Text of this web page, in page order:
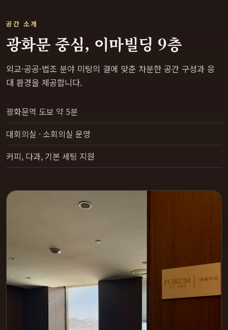
공간 소개
광화문 중심, 이마빌딩 9층
외교·공공·법조 분야 미팅의 결에 맞춘 차분한 공간 구성과 응
대 환경을 제공합니다.
광화문역 도보 약 5분
대회의실 · 소회의실 운영
커피, 다과, 기본 세팅 지원